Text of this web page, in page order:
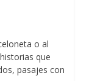
o al
que
pasajes con